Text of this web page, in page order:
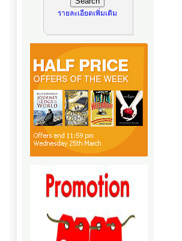
รายละเอียดเพิ่มเติม